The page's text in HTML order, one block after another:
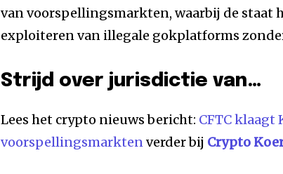
van voorspellingsmarkten, waarbij de staat
exploiteren van illegale gokplatforms
Strijd over jurisdictie van…
Lees het crypto nieuws bericht: CFTC klaagt
voorspellingsmarktenverder bij Crypto